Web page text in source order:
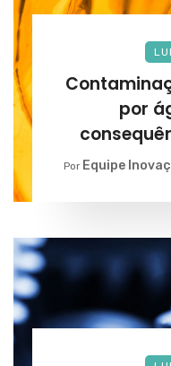
por
Por Equipe